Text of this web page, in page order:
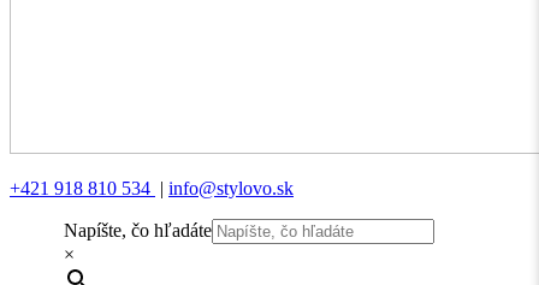
+421 918 810 534 | info@stylovo.sk
Napíšte, čo hľadáte
×